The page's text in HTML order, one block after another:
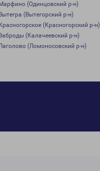
(Одинцовский р-н)
(Вытегорский р-н)
(Красногорский р-н)
(Калачеевский р-н)
(Ломоносовский р-н)